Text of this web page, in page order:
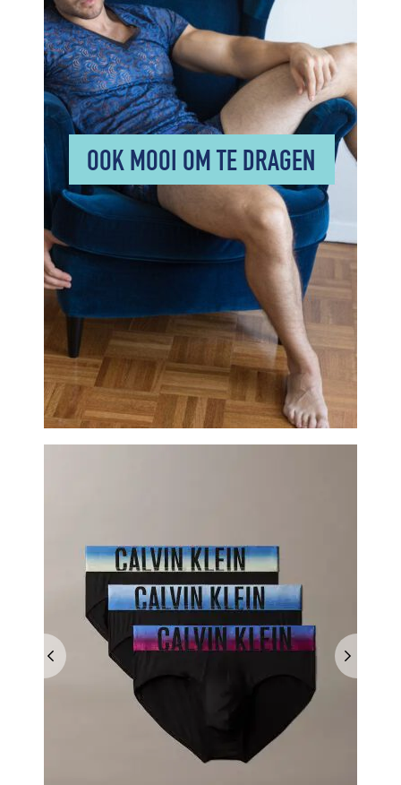
OOK MOOI OM TE DRAGEN